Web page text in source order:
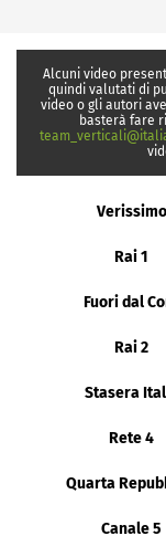
Alcuni video
quindi valutati di
video o gli autori
basterà fare
Verissimo
Rai 1
Fuori dal
Rai 2
Stasera
Rete 4
Quarta
Canale 5